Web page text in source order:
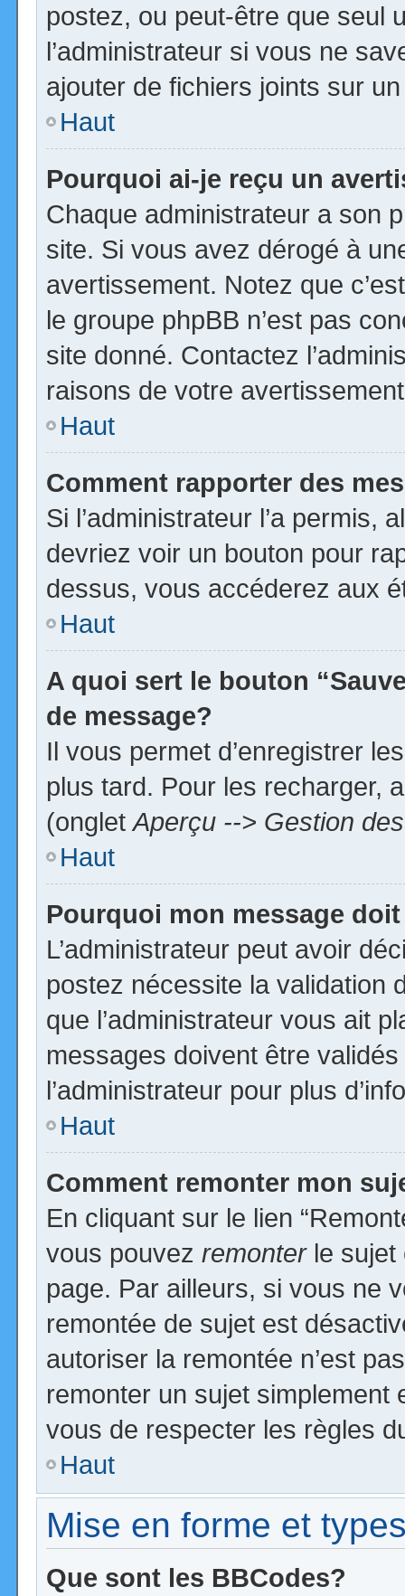
postez, ou peut-être que seul
l’administrateur si vous ne
ajouter de fichiers joints sur
Haut
Pourquoi ai-je reçu un
Chaque administrateur a son
site. Si vous avez dérogé à
avertissement. Notez que
le groupe phpBB n’est pas
site donné. Contactez
raisons de votre
Haut
Comment rapporter des
Si l’administrateur l’a permis,
devriez voir un bouton pour
dessus, vous accéderez aux
Haut
A quoi sert le bouton
de message?
Il vous permet d’enregistrer
plus tard. Pour les recharger,
(ongletAperçu --> Gestion
Haut
Pourquoi mon message
L’administrateur peut avoir
postez nécessite la validation
que l’administrateur vous ait
messages doivent être
l’administrateur pour plus
Haut
Comment remonter mon
En cliquant sur le lien
vous pouvez remonterle sujet
page. Par ailleurs, si vous ne
remontée de sujet est
autoriser la remontée n’est
remonter un sujet
vous de respecter les règles
Haut
Mise en forme et
Que sont les BBCodes?